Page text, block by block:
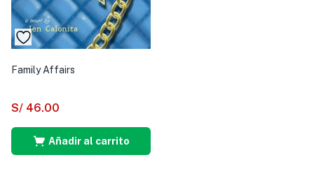
Family Affairs
S/ 46.00
Añadir al carrito